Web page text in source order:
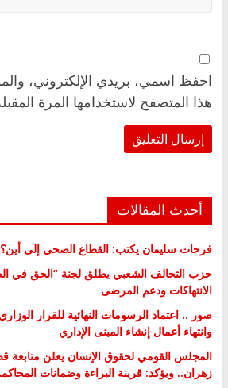
احفظ اسمي، بريدي الإلكتروني،
هذا المتصفح لاستخدامها المرة
أحدث المقالات
فرحات سليمان يكتب: القطاع الصحي إلى أين؟
حزب التحالف الشعبي يطلق لجنة “الحق في
الانتهاكات ودعم المرضى
صور .. اعتماد الرسومات النهائية للقرار
وانتهاء أعمال إنشاء المبنى الإداري
المجلس القومي لحقوق الإنسان يعلن متابعة
زهران.. ويؤكد: قرينة البراءة وضمانات